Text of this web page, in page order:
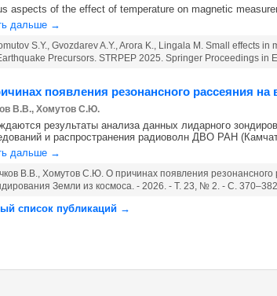
aspects of the effect of temperature on magnetic
дальше →
S.Y., Gvozdarev A.Y., Arora K., Lingala M. Small effects
Precursors. STRPEP 2025. Springer Proceedings in
появления резонансного рассеяния
В.В., Хомутов С.Ю.
результаты анализа данных лидарного
и распространения радиоволн ДВО РАН
дальше →
В.В., Хомутов С.Ю. О причинах появления
Земли из космоса. - 2026. - Т. 23, № 2. - С.
список публикаций →